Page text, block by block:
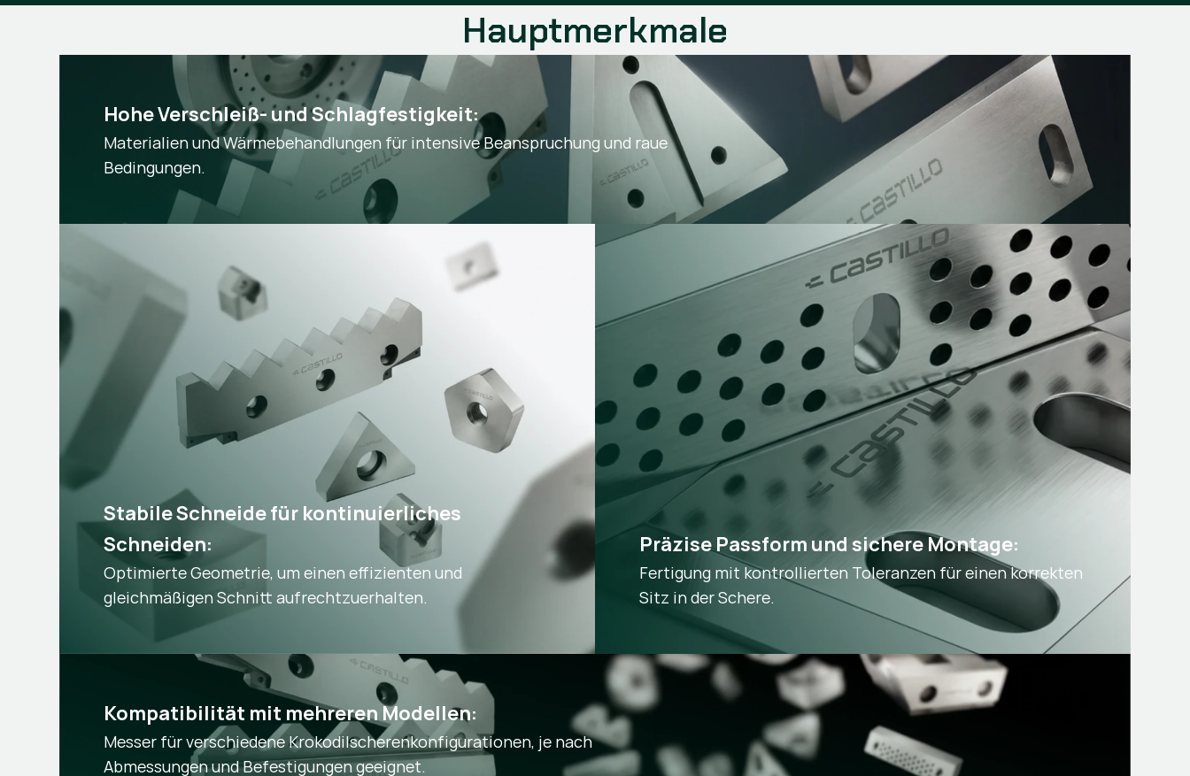
Hauptmerkmale
Hohe Verschleiß- und Schlagfestigkeit:
Materialien und Wärmebehandlungen für intensive Beanspruchung und raue
Bedingungen.
Stabile Schneide für kontinuierliches
Schneiden:
Optimierte Geometrie, um einen effizienten und
gleichmäßigen Schnitt aufrechtzuerhalten.
Präzise Passform und sichere Montage:
Fertigung mit kontrollierten Toleranzen für einen korrekten
Sitz in der Schere.
Kompatibilität mit mehreren Modellen:
Messer für verschiedene Krokodilscherenkonfigurationen, je nach
Abmessungen und Befestigungen geeignet.